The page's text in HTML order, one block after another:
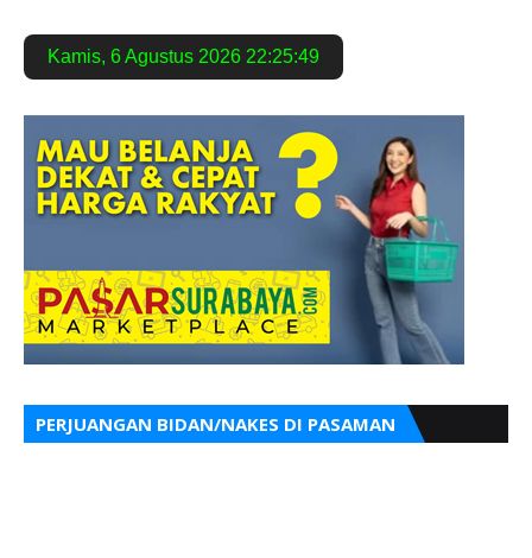
Kamis, 6 Agustus 2026 22:25:50
PERJUANGAN BIDAN/NAKES DI PASAMAN